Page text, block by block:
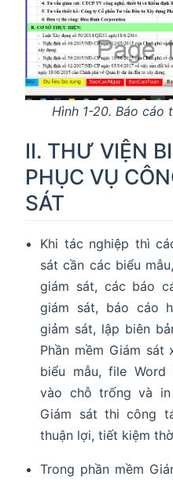
Hình 1-20. Báo cáo
II. THƯ VIỆN
PHỤC VỤ
SÁT
Khi tác nghiệp thì
sát cần các biểu
giám sát, các báo
giám sát, báo cáo
giảm sát, lập biên
Phần mềm Giám
biểu mẫu, file
vào chỗ trống và
Giám sát thi công
thuận lợi, tiết kiệm
Trong phần mềm